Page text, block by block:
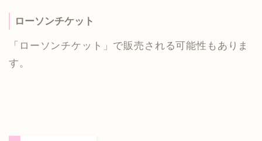
ローソンチケット
「ローソンチケット」で販売される可能性もありま
す。